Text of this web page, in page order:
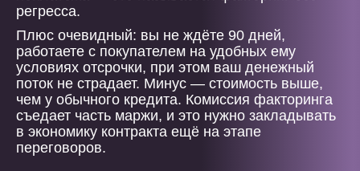
регресса.
Плюс очевидный: вы не ждёте 90 дней,
работаете с покупателем на удобных ему
условиях отсрочки, при этом ваш денежный
поток не страдает. Минус — стоимость выше,
чем у обычного кредита. Комиссия факторинга
съедает часть маржи, и это нужно закладывать
в экономику контракта ещё на этапе
переговоров.